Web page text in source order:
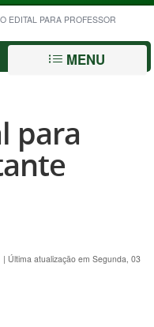
EDITAL PARA PROFESSOR
MENU
para
| Última atualização em Segunda, 03